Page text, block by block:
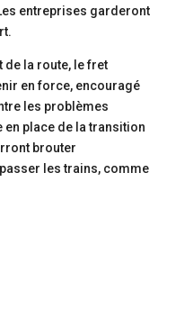
entreprises garderont
de la route, le fret
en force, encouragé
les problèmes
en place de la transition
brouter
les trains, comme